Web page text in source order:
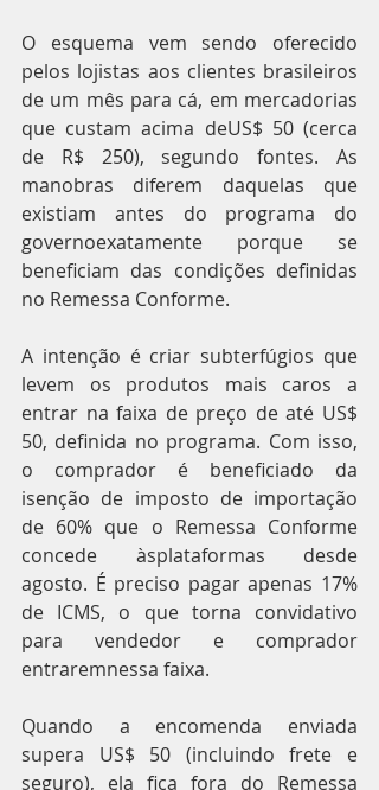
O esquema vem sendo oferecido
pelos lojistas aos clientes brasileiros
de um mês para cá, em mercadorias
que custam acima deUS$ 50 (cerca
de R$ 250), segundo fontes. As
manobras diferem daquelas que
existiam antes do programa do
governoexatamente porque se
beneficiam das condições definidas
no Remessa Conforme.
A intenção é criar subterfúgios que
levem os produtos mais caros a
entrar na faixa de preço de até US$
50, definida no programa. Com isso,
o comprador é beneficiado da
isenção de imposto de importação
de 60% que o Remessa Conforme
concede àsplataformas desde
agosto. É preciso pagar apenas 17%
de ICMS, o que torna convidativo
para vendedor e comprador
entraremnessa faixa.
Quando a encomenda enviada
supera US$ 50 (incluindo frete e
seguro), ela fica fora do Remessa